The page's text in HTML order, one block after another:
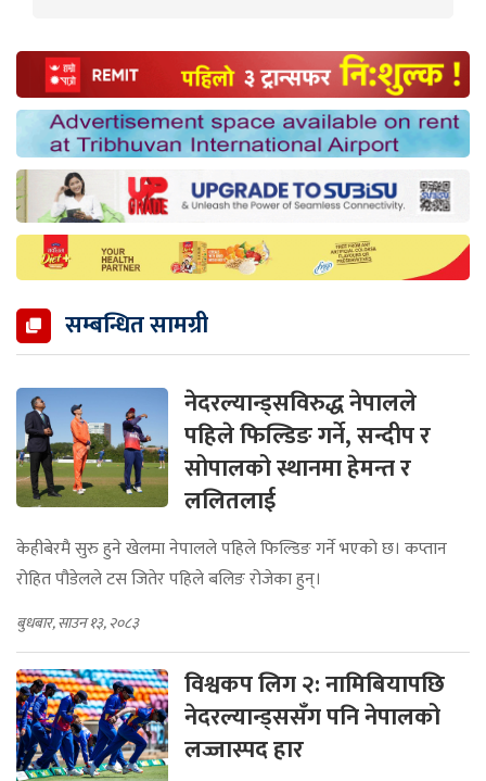
सम्बन्धित सामग्री
नेदरल्यान्ड्सविरुद्ध नेपालले
पहिले फिल्डिङ गर्ने, सन्दीप र
सोपालको स्थानमा हेमन्त र
ललितलाई
केहीबेरमै सुरु हुने खेलमा नेपालले पहिले फिल्डिङ गर्ने भएको छ। कप्तान
रोहित पौडेलले टस जितेर पहिले बलिङ रोजेका हुन्।
बुधबार, साउन १३, २०८३
विश्वकप लिग २: नामिबियापछि
नेदरल्यान्ड्ससँग पनि नेपालको
लज्जास्पद हार